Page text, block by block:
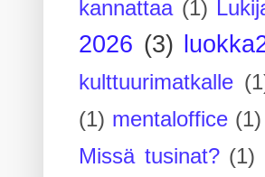
kannattaa (1)
2026 (3)
kulttuurimatkalle
(1) mentaloffice (1)
Missä tusinat? (1)